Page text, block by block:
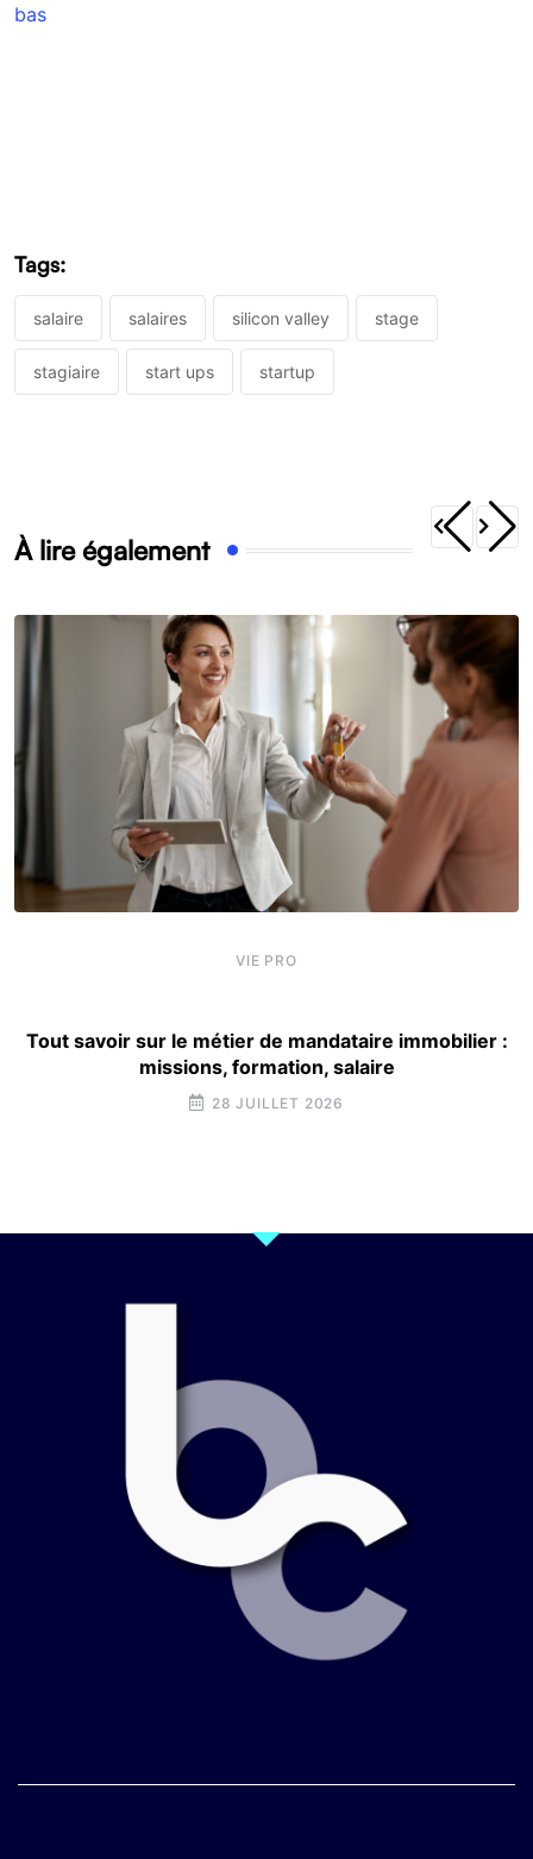
bas
Tags:
salaire salaires silicon valley stage
stagiaire start ups startup
À lire également
VIE PRO
Tout savoir sur le métier de mandataire immobilier :
missions, formation, salaire
28 JUILLET 2026